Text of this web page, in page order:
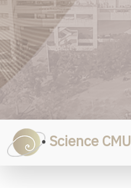
Science CMU